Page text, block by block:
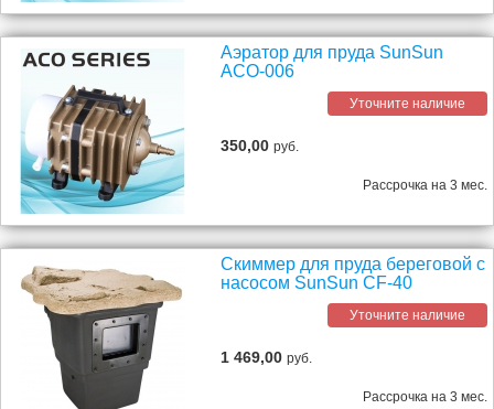
Аэратор для пруда SunSun
ACO-006
Уточните наличие
350,00руб.
Рассрочка на 3 мес.
Скиммер для пруда береговой с
насосом SunSun CF-40
Уточните наличие
1 469,00руб.
Рассрочка на 3 мес.